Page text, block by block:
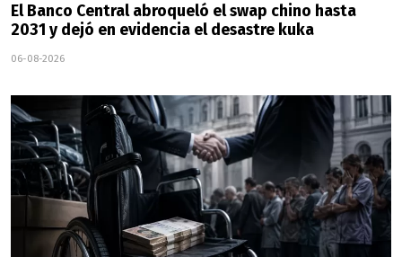
El Banco Central abroqueló el swap chino hasta
2031 y dejó en evidencia el desastre kuka
06-08-2026